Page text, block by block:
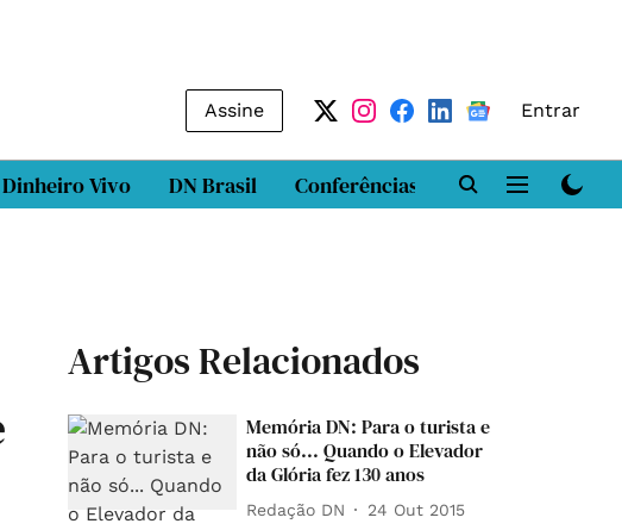
Assine Entrar
Dinheiro Vivo DN Brasil Conferências DN LAB
Artigos Relacionados
Memória DN: Para o turista e
não só... Quando o Elevador
da Glória fez 130 anos
Redação DN 24 Out 2015